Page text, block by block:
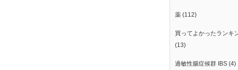
薬 (112)
買ってよかったランキ
(13)
過敏性腸症候群 IBS (4)